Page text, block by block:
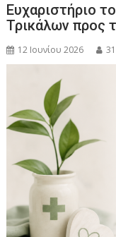
Ευχαριστήριο
Τρικάλων προς
12 Ιουνίου 2026